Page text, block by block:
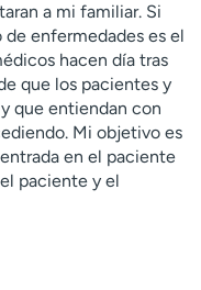
a mi familiar. Si
enfermedades es el
hacen día tras
que los pacientes y
que entiendan con
Mi objetivo es
en el paciente
paciente y el